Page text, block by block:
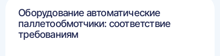
Оборудование автоматические
паллетообмотчики: соответствие
требованиям